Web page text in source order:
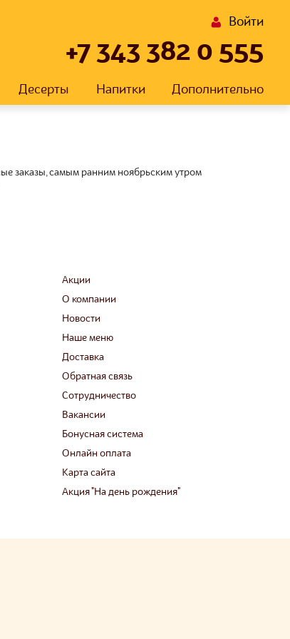
Войти
+7 343 382 0 555
Десерты Напитки Дополнительно
заказы, самым ранним ноябрьским утром
Акции
О компании
Новости
Наше меню
Доставка
Обратная связь
Сотрудничество
Вакансии
Бонусная система
Онлайн оплата
Карта сайта
Акция "На день рождения"